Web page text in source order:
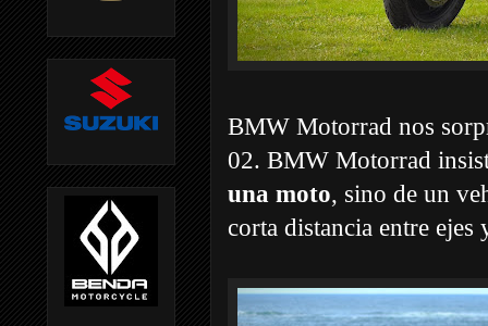
BMW Motorrad nos
02. BMW Motorrad
una moto, sino de un
corta distancia entre ejes